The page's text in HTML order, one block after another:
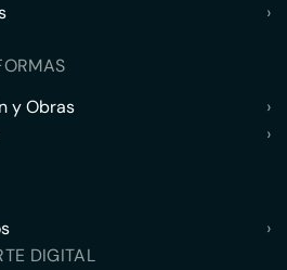
›
y Obras
›
›
›
DIGITAL